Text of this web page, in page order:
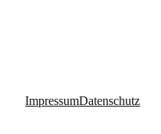
ImpressumDatenschutz